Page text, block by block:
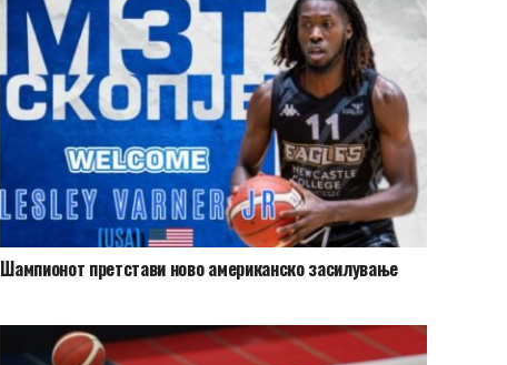
Шампионот претстави ново американско засилување